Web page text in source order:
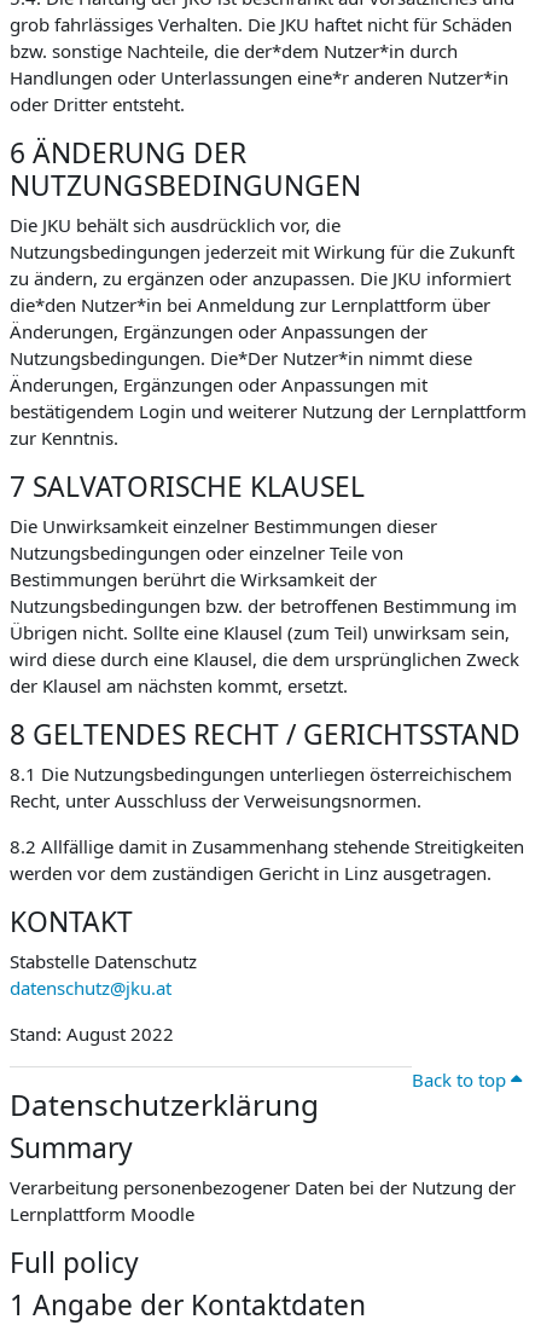
grob fahrlässiges Verhalten. Die JKU haftet nicht für Schäden
bzw. sonstige Nachteile, die der*dem Nutzer*in durch
Handlungen oder Unterlassungen eine*r anderen Nutzer*in
oder Dritter entsteht.
6 ÄNDERUNG DER
NUTZUNGSBEDINGUNGEN
Die JKU behält sich ausdrücklich vor, die
Nutzungsbedingungen jederzeit mit Wirkung für die Zukunft
zu ändern, zu ergänzen oder anzupassen. Die JKU informiert
die*den Nutzer*in bei Anmeldung zur Lernplattform über
Änderungen, Ergänzungen oder Anpassungen der
Nutzungsbedingungen. Die*Der Nutzer*in nimmt diese
Änderungen, Ergänzungen oder Anpassungen mit
bestätigendem Login und weiterer Nutzung der Lernplattform
zur Kenntnis.
7 SALVATORISCHE KLAUSEL
Die Unwirksamkeit einzelner Bestimmungen dieser
Nutzungsbedingungen oder einzelner Teile von
Bestimmungen berührt die Wirksamkeit der
Nutzungsbedingungen bzw. der betroffenen Bestimmung im
Übrigen nicht. Sollte eine Klausel (zum Teil) unwirksam sein,
wird diese durch eine Klausel, die dem ursprünglichen Zweck
der Klausel am nächsten kommt, ersetzt.
8 GELTENDES RECHT / GERICHTSSTAND
8.1 Die Nutzungsbedingungen unterliegen österreichischem
Recht, unter Ausschluss der Verweisungsnormen.
8.2 Allfällige damit in Zusammenhang stehende Streitigkeiten
werden vor dem zuständigen Gericht in Linz ausgetragen.
KONTAKT
Stabstelle Datenschutz
datenschutz@jku.at
Stand: August 2022
Back to top
Datenschutzerklärung
Summary
Verarbeitung personenbezogener Daten bei der Nutzung der
Lernplattform Moodle
Full policy
1 Angabe der Kontaktdaten